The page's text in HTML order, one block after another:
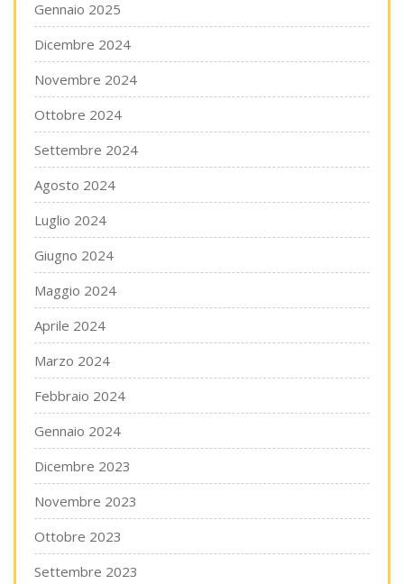
Gennaio 2025
Dicembre 2024
Novembre 2024
Ottobre 2024
Settembre 2024
Agosto 2024
Luglio 2024
Giugno 2024
Maggio 2024
Aprile 2024
Marzo 2024
Febbraio 2024
Gennaio 2024
Dicembre 2023
Novembre 2023
Ottobre 2023
Settembre 2023